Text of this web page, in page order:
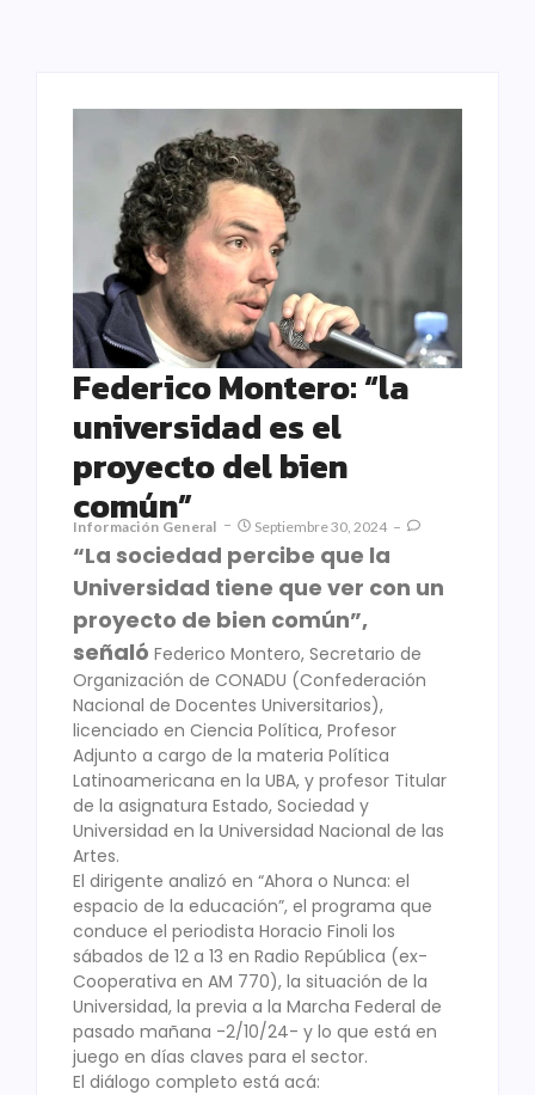
Federico Montero: “la
universidad es el
proyecto del bien
común”
Información General Septiembre 30, 2024
“La sociedad percibe que la
Universidad tiene que ver con un
proyecto de bien común”,
señaló Federico Montero, Secretario de
Organización de CONADU (Confederación
Nacional de Docentes Universitarios),
licenciado en Ciencia Política, Profesor
Adjunto a cargo de la materia Política
Latinoamericana en la UBA, y profesor Titular
de la asignatura Estado, Sociedad y
Universidad en la Universidad Nacional de las
Artes.
El dirigente analizó en “Ahora o Nunca: el
espacio de la educación”, el programa que
conduce el periodista Horacio Finoli los
sábados de 12 a 13 en Radio República (ex-
Cooperativa en AM 770), la situación de la
Universidad, la previa a la Marcha Federal de
pasado mañana -2/10/24- y lo que está en
juego en días claves para el sector.
El diálogo completo está acá: